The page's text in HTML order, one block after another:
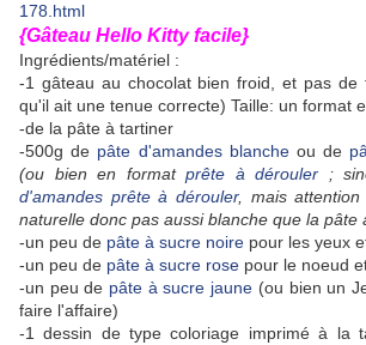
178.html
{Gâteau Hello Kitty facile}
Ingrédients/matériel :
-1 gâteau au chocolat bien froid, et pas de
qu'il ait une tenue correcte) Taille: un format
-de la pâte à tartiner
-500g de pâte d'amandes blancheou de
(ou bien en formatprête à dérouler ;
d'amandes prête à dérouler, mais
naturelle donc pas aussi blanche que la pâte
-un peu de pâte à sucre noire pour les yeux
-un peu de pâte à sucre rose pour le noeud
-un peu de pâte à sucre jaune (ou bien un
faire l'affaire)
-1 dessin de type coloriage imprimé à la